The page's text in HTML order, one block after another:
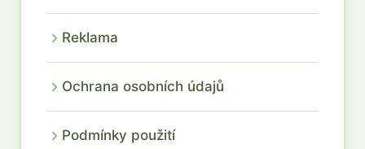
Reklama
Ochrana osobních údajů
Podmínky použití